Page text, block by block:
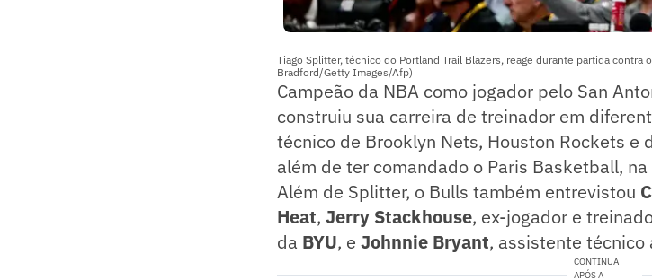
Tiago Splitter, técnico do Portland Trail Blazers, reage durante partida contra
Bradford/Getty Images/Afp)
Campeão da NBA como jogador pelo San
construiu sua carreira de treinador em
técnico de Brooklyn Nets, Houston Rockets e
além de ter comandado o Paris Basketball, na
Além de Splitter, o Bulls também entrevistou
Heat, Jerry Stackhouse, ex-jogador e
da BYU, e Johnnie Bryant, assistente técnico
CONTINUA
APÓS A